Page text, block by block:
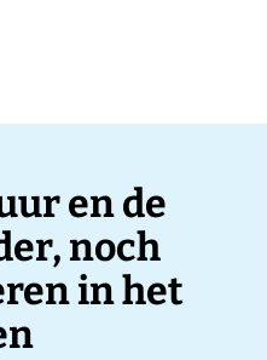
en de
noch
in het